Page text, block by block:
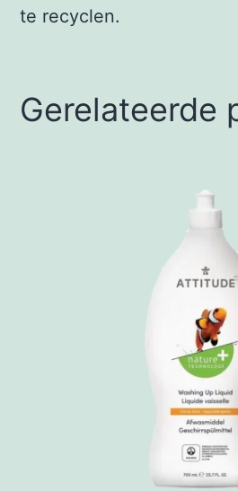
te recyclen.
Gerelateerde